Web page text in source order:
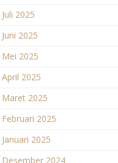
Juli 2025
Juni 2025
Mei 2025
April 2025
Maret 2025
Februari 2025
Januari 2025
Desember 2024